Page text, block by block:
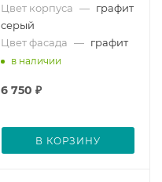
Цвет корпуса — графит
серый
Цвет фасада — графит
в наличии
6 750 ₽
В КОРЗИНУ